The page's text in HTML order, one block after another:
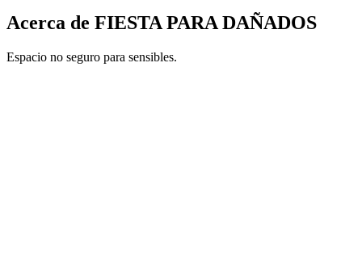
Acerca de FIESTA PARA DAÑADOS
Espacio no seguro para sensibles.